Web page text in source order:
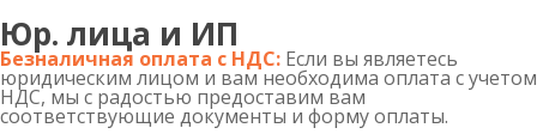
Юр. лица и ИП
Безналичная оплата с НДС: Если вы являетесь
юридическим лицом и вам необходима оплата с учетом
НДС, мы с радостью предоставим вам
соответствующие документы и форму оплаты.